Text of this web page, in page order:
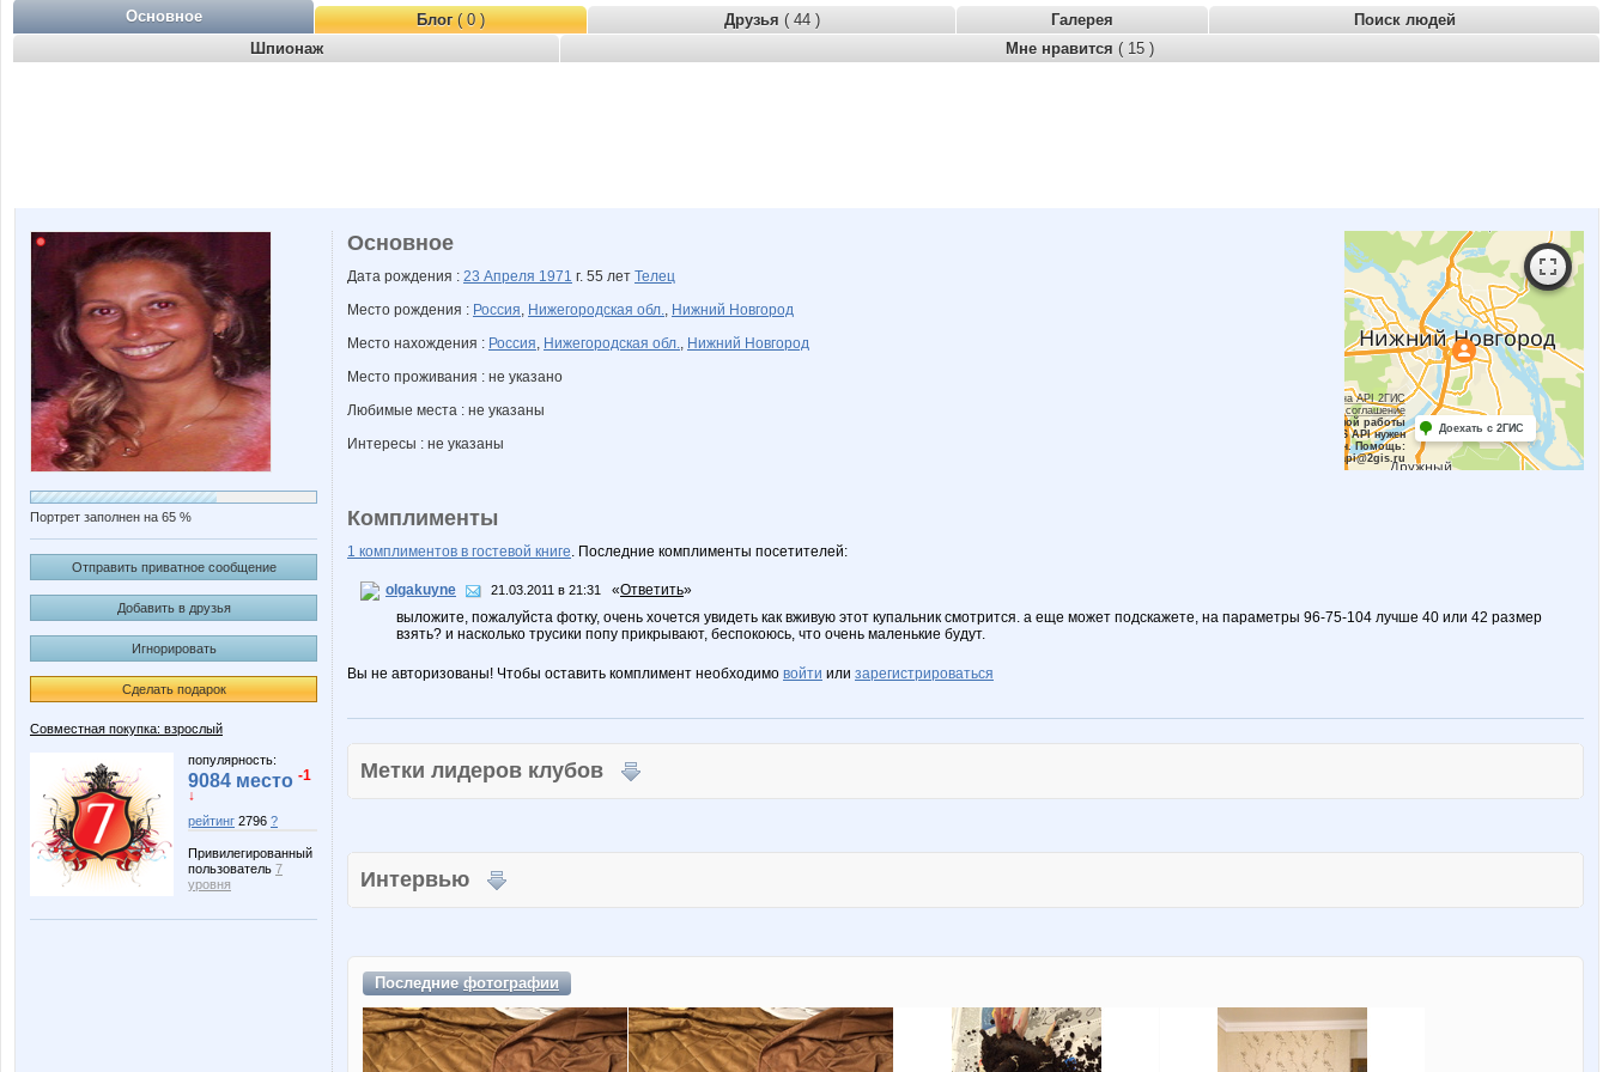
Основное Блог( 0 ) Друзья ( 44 ) Галерея
Поиск людей
Шпионаж
Мне нравится ( 15 )
Портрет заполнен на 65 %
Отправить приватное сообщение
Добавить в друзья
Игнорировать
Сделать подарок
Совместная покупка: взрослый
популярность:
9084 место -1
↓
рейтинг 2796 ?
Привилегированный
пользователь 7
уровня
Работает на API 2ГИС
Лицензионное соглашение
Для корректной работы
Raster JS API нужен
ключ. Помощь:
api@2gis.ru
Доехать с 2ГИС
Основное
Дата рождения : 23 Апреля 1971 г. 55 лет Телец
Место рождения : Россия, Нижегородская обл., Нижний Новгород
Место нахождения : Россия, Нижегородская обл., Нижний Новгород
Место проживания : не указано
Любимые места : не указаны
Интересы : не указаны
Комплименты
1 комплиментов в гостевой книге. Последние комплименты посетителей:
olgakuyne 21.03.2011 в 21:31 «Ответить»
выложите, пожалуйста фотку, очень хочется увидеть как вживую этот купальник смотрится. а еще может подскажете, на параметры 96-75-104 лучше 40 или 42 размер
взять? и насколько трусики попу прикрывают, беспокоюсь, что очень маленькие будут.
Вы не авторизованы! Чтобы оставить комплимент необходимо войти или зарегистрироваться
Метки лидеров клубов
Интервью
Последниефотографии